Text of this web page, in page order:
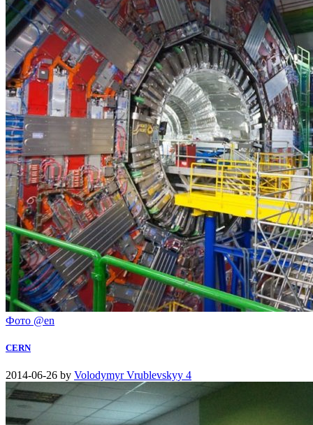
Фото @en
CERN
2014-06-26 by Volodymyr Vrublevskyy 4